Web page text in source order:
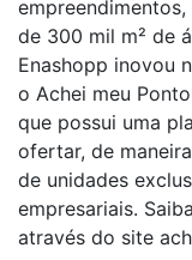
de 300 mil m² de
Enashopp inovou
o Achei meu
que possui uma
ofertar, de
de unidades
empresariais.
através do site